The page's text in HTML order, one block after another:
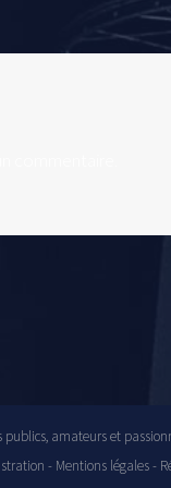
amateurs et
- Mentions légales-